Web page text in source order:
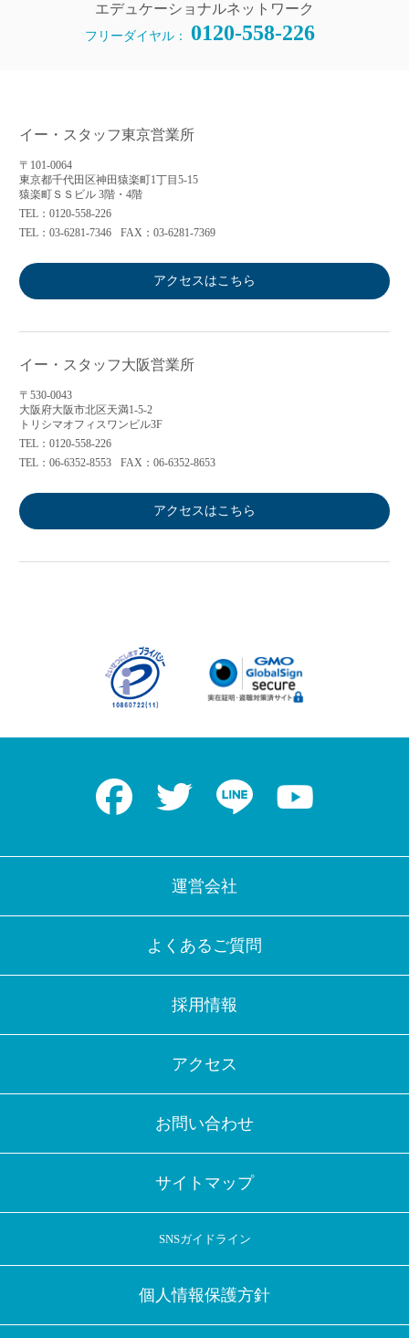
エデュケーショナルネットワーク
フリーダイヤル： 0120-558-226
イー・スタッフ東京営業所
〒101-0064
東京都千代田区神田猿楽町1丁目5-15
猿楽町ＳＳビル 3階・4階
TEL：0120-558-226
TEL：03-6281-7346
FAX：03-6281-7369
アクセスはこちら
イー・スタッフ大阪営業所
〒530-0043
大阪府大阪市北区天満1-5-2
トリシマオフィスワンビル3F
TEL：0120-558-226
TEL：06-6352-8553
FAX：06-6352-8653
アクセスはこちら
Facebook Twitter LINE
運営会社
よくあるご質問
採用情報
アクセス
お問い合わせ
サイトマップ
SNSガイドライン
個人情報保護方針